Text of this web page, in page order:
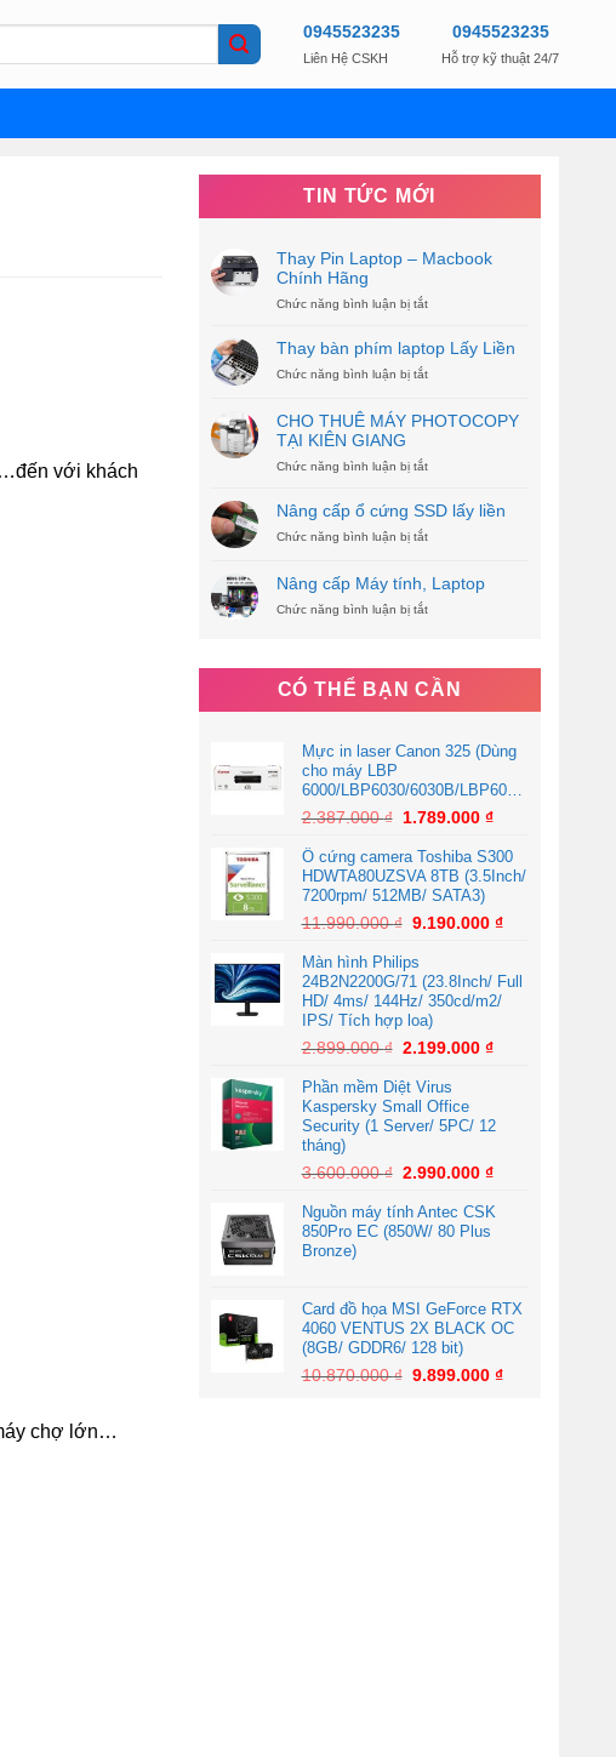
0945523235
Liên Hệ CSKH
0945523235
Hỗ trợ kỹ thuật 24/7
với khách
chợ lớn…
TIN TỨC MỚI
Thay Pin Laptop – Macbook
Chính Hãng
Chức năng bình luận bị tắtở
Laptop
–
Chính
Hãng
Thay bàn phím laptop Lấy Liền
Chức năng bình luận bị tắtở
phím
Lấy
CHO THUÊ MÁY PHOTOCOPY
TẠI KIÊN GIANG
Chức năng bình luận bị tắtở
THUÊ
MÁY
PHOTOCOPY
KIÊN
GIANG
Nâng cấp ổ cứng SSD lấy liền
Chức năng bình luận bị tắtở
ổ
cứng
Nâng cấp Máy tính, Laptop
Chức năng bình luận bị tắtở
tính,
Laptop
CÓ THỂ BẠN CẦN
Mực in laser Canon 325 (Dùng
cho máy LBP
6000/LBP6030/6030B/LBP6030W/MF3010AE)
2.387.000₫ 1.789.000 ₫
Ổ cứng camera Toshiba S300
HDWTA80UZSVA 8TB (3.5Inch/
7200rpm/ 512MB/ SATA3)
11.990.000₫ 9.190.000 ₫
Màn hình Philips
24B2N2200G/71 (23.8Inch/ Full
HD/ 4ms/ 144Hz/ 350cd/m2/
IPS/ Tích hợp loa)
2.899.000₫ 2.199.000 ₫
Phần mềm Diệt Virus
Kaspersky Small Office
Security (1 Server/ 5PC/ 12
tháng)
3.600.000₫ 2.990.000 ₫
Nguồn máy tính Antec CSK
850Pro EC (850W/ 80 Plus
Bronze)
Card đồ họa MSI GeForce RTX
4060 VENTUS 2X BLACK OC
(8GB/ GDDR6/ 128 bit)
10.870.000₫ 9.899.000 ₫